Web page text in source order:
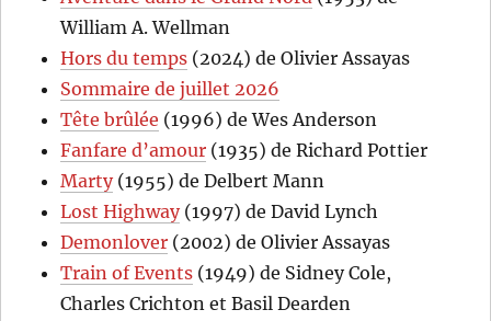
William A. Wellman
Hors du temps (2024) de Olivier Assayas
Sommaire de juillet 2026
Tête brûlée (1996) de Wes Anderson
Fanfare d’amour (1935) de Richard Pottier
Marty(1955) de Delbert Mann
Lost Highway(1997) de David Lynch
Demonlover (2002) de Olivier Assayas
Train of Events (1949) de Sidney Cole,
Charles Crichton et Basil Dearden